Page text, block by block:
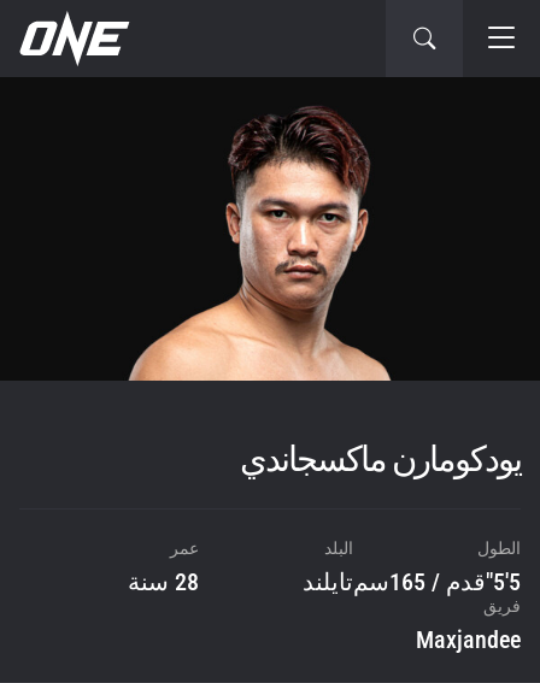
يودكومارن ماكسجاندي
الطول
5'5"قدم / 165سم
البلد
تايلند
عمر
28 سنة
فريق
Maxjandee